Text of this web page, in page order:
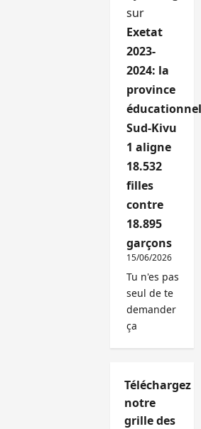
sur
Exetat
2023-
2024: la
province
Sud-Kivu
1 aligne
18.532
filles
contre
18.895
garçons
15/06/2026
Tu n'es pas
seul de te
demander
ça
Téléchargez
notre
grille des